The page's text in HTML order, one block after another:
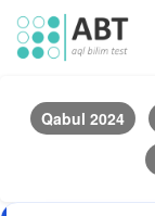
Qabul 2024